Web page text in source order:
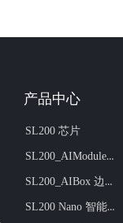
产品中心
SL200 芯片
SL200_AIModule 边缘智算模组
SL200_AIBox 边缘算力盒子
SL200 Nano 智能视频加速卡